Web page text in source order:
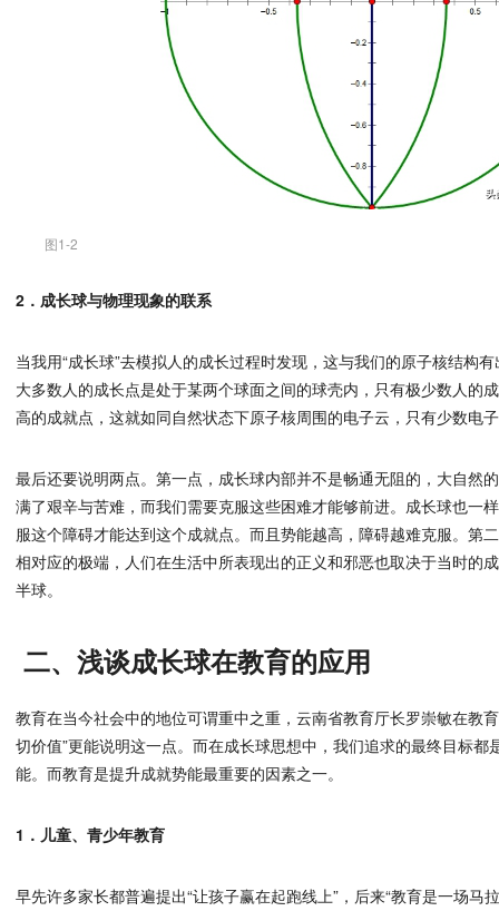
图1-2
2．成长球与物理现象的联系
当我用“成长球”去模拟人的成长过程时发现，这与我们的原子核结构
大多数人的成长点是处于某两个球面之间的球壳内，只有极少数人的
高的成就点，这就如同自然状态下原子核周围的电子云，只有少数电
最后还要说明两点。第一点，成长球内部并不是畅通无阻的，大自然
满了艰辛与苦难，而我们需要克服这些困难才能够前进。成长球也一
服这个障碍才能达到这个成就点。而且势能越高，障碍越难克服。第
相对应的极端，人们在生活中所表现出的正义和邪恶也取决于当时的
半球。
二、浅谈成长球在教育的应用
教育在当今社会中的地位可谓重中之重，云南省教育厅长罗崇敏在教
切价值”更能说明这一点。而在成长球思想中，我们追求的最终目标
能。而教育是提升成就势能最重要的因素之一。
1．儿童、青少年教育
早先许多家长都普遍提出“让孩子赢在起跑线上”，后来“教育是一场马